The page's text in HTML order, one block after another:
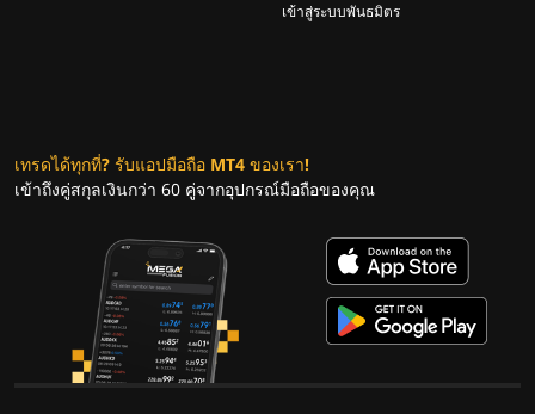
เข้าสู่ระบบพันธมิตร
เทรดได้ทุกที่? รับแอปมือถือ MT4 ของเรา!
เข้าถึงคู่สกุลเงินกว่า 60 คู่จากอุปกรณ์มือถือของคุณ